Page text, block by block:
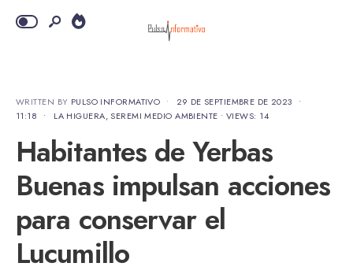
WRITTEN BY PULSO INFORMATIVO • 29 DE SEPTIEMBRE DE 2023
•
11:18
• LA HIGUERA, SEREMI MEDIO AMBIENTE • VIEWS: 14
Habitantes de Yerbas
Buenas impulsan acciones
para conservar el
Lucumillo